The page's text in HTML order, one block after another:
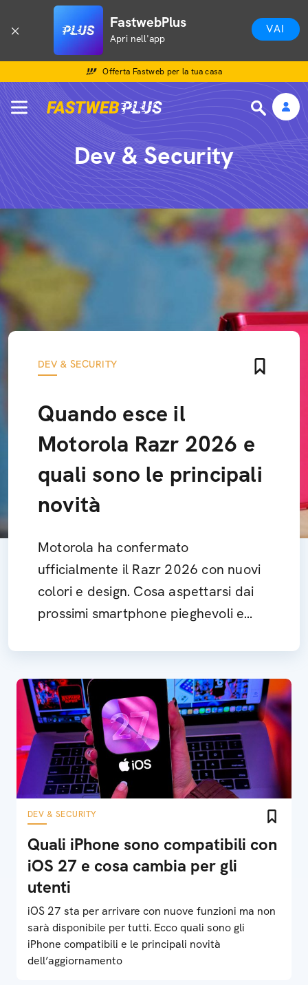
FastwebPlus
Apri nell'app
VAI
Offerta Fastweb per la tua casa
Dev & Security
DEV & SECURITY
Quando esce il
Motorola Razr 2026 e
quali sono le principali
novità
Motorola ha confermato
ufficialmente il Razr 2026 con nuovi
colori e design. Cosa aspettarsi dai
prossimi smartphone pieghevoli e
DEV & SECURITY
Quali iPhone sono compatibili con
iOS 27 e cosa cambia per gli
utenti
iOS 27 sta per arrivare con nuove funzioni ma non
sarà disponibile per tutti. Ecco quali sono gli
iPhone compatibili e le principali novità
dell’aggiornamento